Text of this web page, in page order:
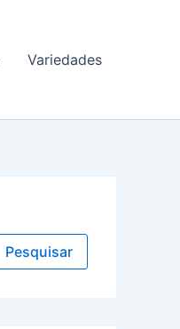
Variedades
Pesquisar